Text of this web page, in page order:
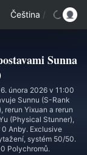
Čeština /
Sunna
února 2026 v 11:00
Sunnu (S-Rank
rerun Yixuan a rerun
(Physical Stunner),
0 Anby. Exclusive
systém 50/50.
Polychromů.